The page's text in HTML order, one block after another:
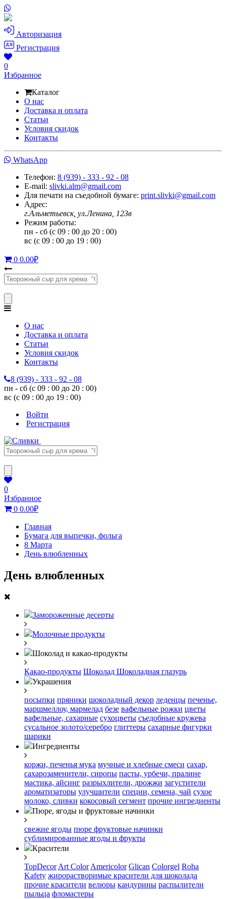
Авторизация
Регистрация
0
Избранное
Каталог
О нас
Доставка и оплата
Статьи
Условия скидок
Контакты
WhatsApp
Телефон: 8 (939) - 333 - 92 - 08
E-mail: slivki.alm@gmail.com
Для печати на съедобной бумаге: print.slivki@gmail.com
Адрес:
г.Альметьевск, ул.Ленина, 123в
Режим работы:
пн - сб (с 09 : 00 до 20 : 00)
вс (с 09 : 00 до 19 : 00)
0 0.00₽
О нас
Доставка и оплата
Статьи
Условия скидок
Контакты
8 (939) - 333 - 92 - 08
пн - сб (с 09 : 00 до 20 : 00)
вс (с 09 : 00 до 19 : 00)
Войти
Регистрация
0
Избранное
0 0.00₽
Главная
Бумага для выпечки, фольга
8 Марта
День влюбленных
День влюбленных
Замороженные десерты
Молочные продукты
Шоколад и какао-продукты
Какао-продукты Шоколад Шоколадная глазурь
Украшения
посыпки пряники шоколадный декор леденцы печенье,
маршмеллоу, мармелад безе вафельные рожки цветы
вафельные, сахарные сухоцветы съедобные кружева
сусальное золото/серебро глиттеры сахарные фигурки
шарики
Ингредиенты
коржи, печенья мука мучные и хлебные смеси сахар,
сахарозаменители, сиропы пасты, урбечи, пралине
мастика, айсинг разрыхлители, дрожжи загустители
ароматизаторы улучшители специи, семена, чай сухое
молоко, сливки кокосовый сегмент прочие ингредиенты
Пюре, ягоды и фруктовые начинки
свежие ягоды пюре фруктовые начинки
сублимированные ягоды и фрукты
Красители
TopDecor Art Color Americolor Glican Colorgel Roha
Kafety жирорастворимые красители для шоколада
прочие красители велюры кандурины распылители
пыльца фломастеры